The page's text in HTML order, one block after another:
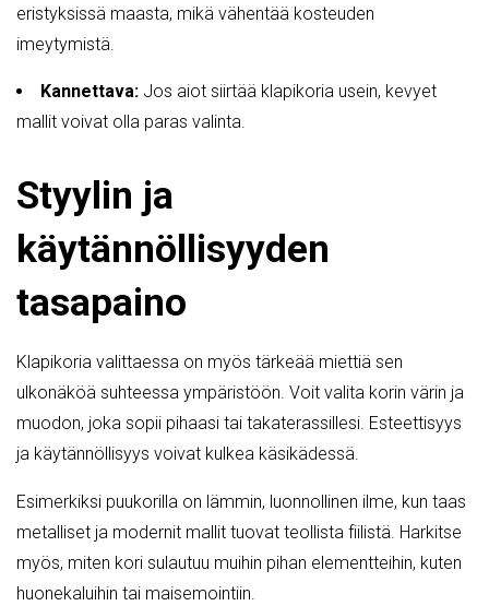
eristyksissä maasta, mikä vähentää kosteuden
imeytymistä.
Kannettava: Jos aiot siirtää klapikoria usein, kevyet
mallit voivat olla paras valinta.
Styylin ja
käytännöllisyyden
tasapaino
Klapikoria valittaessa on myös tärkeää miettiä sen
ulkonäköä suhteessa ympäristöön. Voit valita korin värin ja
muodon, joka sopii pihaasi tai takaterassillesi. Esteettisyys
ja käytännöllisyys voivat kulkea käsikädessä.
Esimerkiksi puukorilla on lämmin, luonnollinen ilme, kun taas
metalliset ja modernit mallit tuovat teollista fiilistä. Harkitse
myös, miten kori sulautuu muihin pihan elementteihin, kuten
huonekaluihin tai maisemointiin.